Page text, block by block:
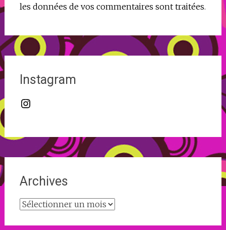
les données de vos commentaires sont traitées.
Instagram
Instagram
Archives
Archives